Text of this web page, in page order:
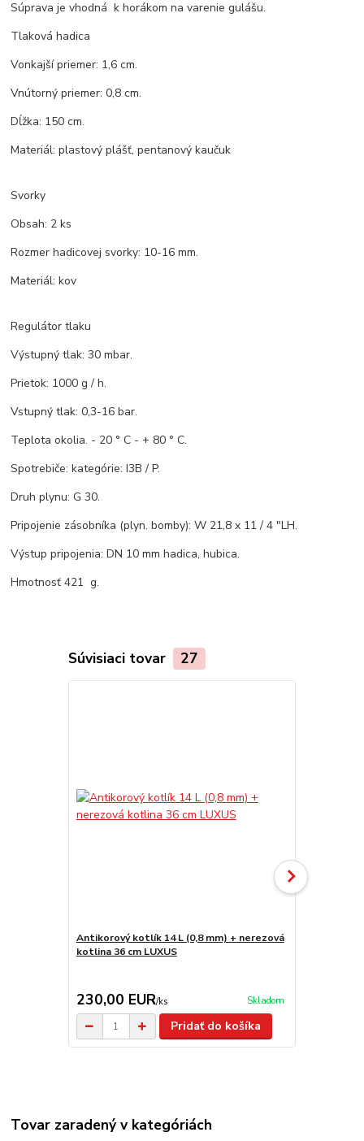
Súprava je vhodná k horákom na varenie gulášu.
Tlaková hadica
Vonkajší priemer: 1,6 cm.
Vnútorný priemer: 0,8 cm.
Dĺžka: 150 cm.
Materiál: plastový plášť, pentanový kaučuk
Svorky
Obsah: 2 ks
Rozmer hadicovej svorky: 10-16 mm.
Materiál: kov
Regulátor tlaku
Výstupný tlak: 30 mbar.
Prietok: 1000 g / h.
Vstupný tlak: 0,3-16 bar.
Teplota okolia. - 20 ° C - + 80 ° C.
Spotrebiče: kategórie: I3B / P.
Druh plynu: G 30.
Pripojenie zásobníka (plyn. bomby): W 21,8 x 11 / 4 "LH.
Výstup pripojenia: DN 10 mm hadica, hubica.
Hmotnosť 421 g.
Súvisiaci tovar 27
Antikorový kotlík 14 L (0,8 mm) + nerezová
kotlina 36 cm LUXUS
230,00 EUR/ks Skladom
Pridať do košíka
Tovar zaradený v kategóriách